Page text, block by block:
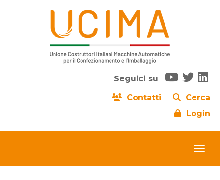
Seguici su
Contatti
Cerca
Login